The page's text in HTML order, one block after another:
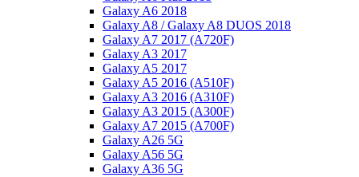
Galaxy A6 2018
Galaxy A8 / Galaxy A8 DUOS 2018
Galaxy A7 2017 (A720F)
Galaxy A3 2017
Galaxy A5 2017
Galaxy A5 2016 (A510F)
Galaxy A3 2016 (A310F)
Galaxy A3 2015 (A300F)
Galaxy A7 2015 (A700F)
Galaxy A26 5G
Galaxy A56 5G
Galaxy A36 5G